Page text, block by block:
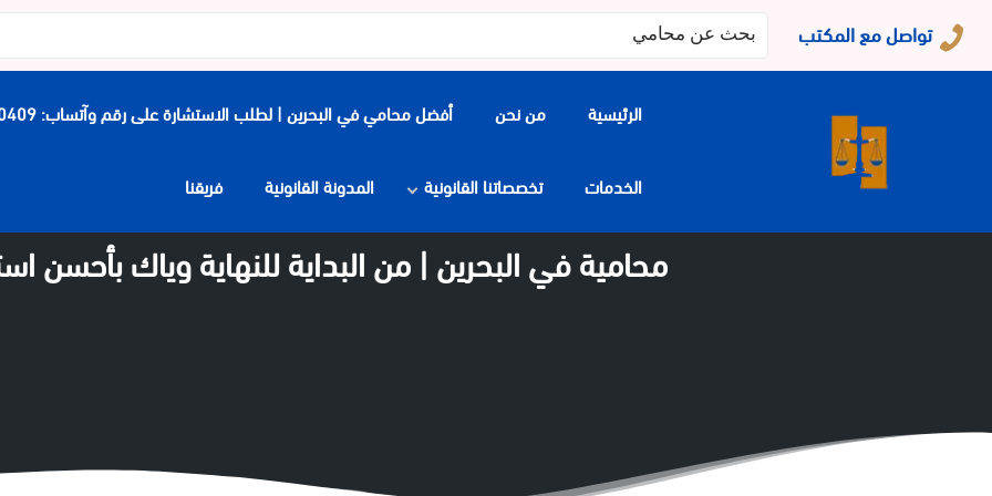
تواصل مع المكتب
البحث
عن:
الرئيسية من نحن أفضل محامي في البحرين | لطلب الاستشارة على رقم وآتساب: 0097339900409
الخدمات تخصصاتنا القانونية المدونة القانونية فريقنا
محامية في البحرين | من البداية للنهاية وياك بأحسن